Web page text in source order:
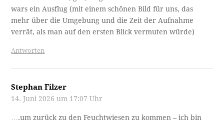
wars ein Ausflug (mit einem schönen Bild für uns, das
mehr über die Umgebung und die Zeit der Aufnahme
verrät, als man auf den ersten Blick vermuten würde)
Antworten
Stephan Filzer
14. Juni 2026 um 17:07 Uhr
….um zurück zu den Feuchtwiesen zu kommen – ich bin